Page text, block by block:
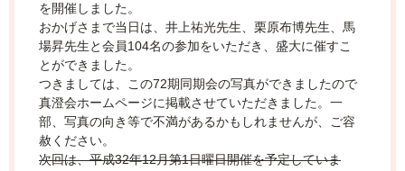
を開催しました。
おかげさまで当日は、井上祐光先生、栗原布博先生、馬
場昇先生と会員104名の参加をいただき、盛大に催すこ
とができました。
つきましては、この72期同期会の写真ができましたので
真澄会ホームページに掲載させていただきました。一
部、写真の向き等で不満があるかもしれませんが、ご容
赦ください。
次回は、平成32年12月第1日曜日開催を予定していま